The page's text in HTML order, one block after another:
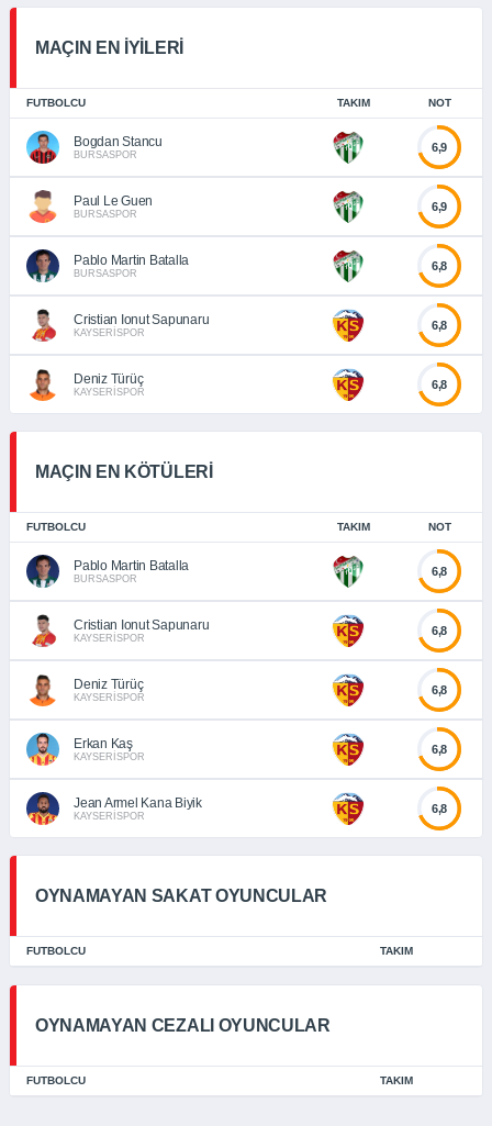
MAÇIN EN İYİLERİ
FUTBOLCU TAKIM NOT
Bogdan Stancu
BURSASPOR
6,9
Paul Le Guen
BURSASPOR
6,9
Pablo Martin Batalla
BURSASPOR
6,8
Cristian Ionut Sapunaru
KAYSERİSPOR
6,8
Deniz Türüç
KAYSERİSPOR
6,8
MAÇIN EN KÖTÜLERİ
FUTBOLCU TAKIM NOT
Pablo Martin Batalla
BURSASPOR
6,8
Cristian Ionut Sapunaru
KAYSERİSPOR
6,8
Deniz Türüç
KAYSERİSPOR
6,8
Erkan Kaş
KAYSERİSPOR
6,8
Jean Armel Kana Biyik
KAYSERİSPOR
6,8
OYNAMAYAN SAKAT OYUNCULAR
FUTBOLCU TAKIM
OYNAMAYAN CEZALI OYUNCULAR
FUTBOLCU TAKIM